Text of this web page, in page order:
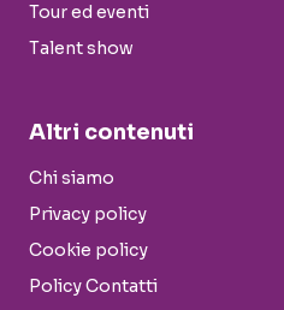
Tour ed eventi
Talent show
Altri contenuti
Chi siamo
Privacy policy
Cookie policy
Policy Contatti